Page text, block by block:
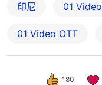
印尼 01 Video
01‌ ‌Video‌ ‌OTT
180